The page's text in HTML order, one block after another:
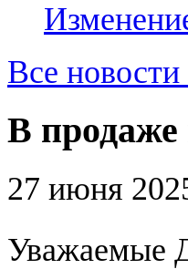
Все
В
27 июня
Уважаемые